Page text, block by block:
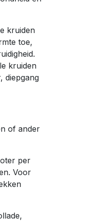
kruiden
toe,
kruiden
diepgang
of ander
per
Voor